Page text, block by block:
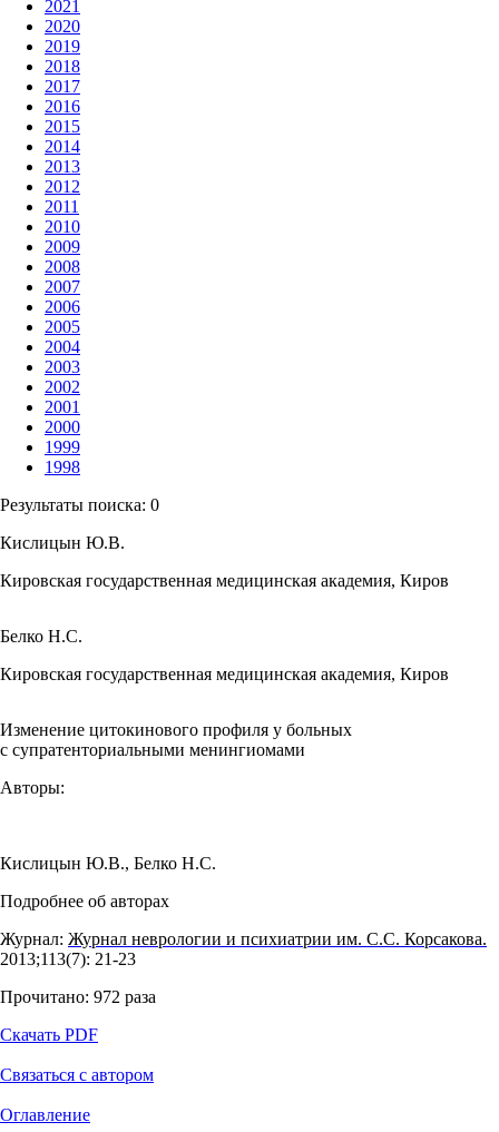
2021
2020
2019
2018
2017
2016
2015
2014
2013
2012
2011
2010
2009
2008
2007
2006
2005
2004
2003
2002
2001
2000
1999
1998
Результаты поиска: 0
Кислицын Ю.В.
Кировская государственная медицинская академия, Киров
Белко Н.С.
Кировская государственная медицинская академия, Киров
Изменение цитокинового профиля у больных
с супратенториальными менингиомами
Авторы:
Кислицын Ю.В., Белко Н.С.
Подробнее об авторах
Журнал: Журнал неврологии и психиатрии им. С.С. Корсакова.
2013;113(7): 21‑23
Прочитано: 972 раза
Скачать PDF
Связаться с автором
Оглавление